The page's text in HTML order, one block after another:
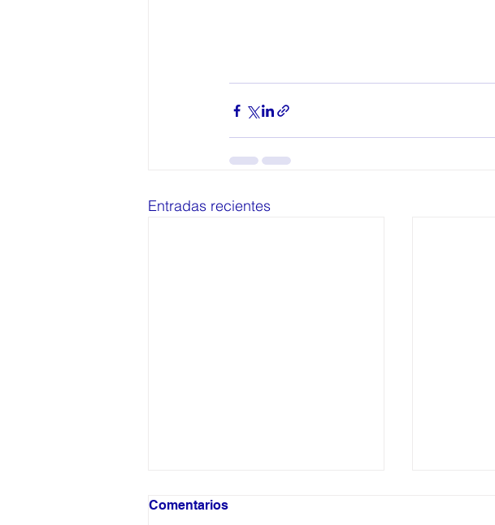
Entradas recientes
Comentarios